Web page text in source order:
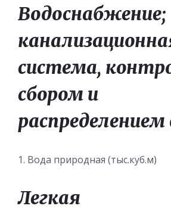
Водоснабжение;
система,
сбором и
Вода природная (тыс.куб.м)
Легкая